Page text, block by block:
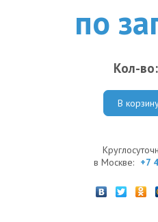
по
Кол-во:
В
в Москве: +7